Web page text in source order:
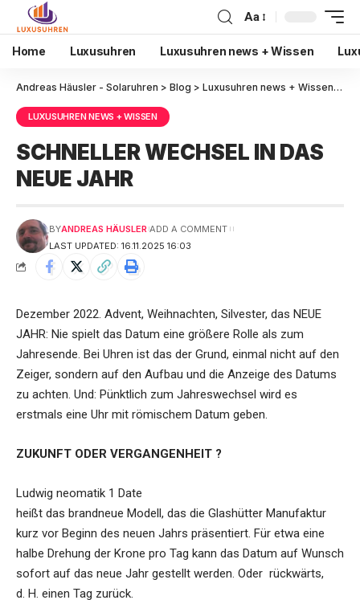
Aa
Home Luxusuhren Luxusuhren news + Wissen
Andreas Häusler - Solaruhren > Blog > Luxusuhren news + Wissen>
LUXUSUHREN NEWS + WISSEN
SCHNELLER WECHSEL IN DAS
NEUE JAHR
LAST UPDATED: 16.11.2025 16:03
BYANDREAS HÄUSLER ADD A COMMENT
Dezember 2022. Advent, Weihnachten, Silvester, das NEUE
JAHR: Nie spielt das Datum eine größere Rolle als zum
Jahresende. Bei Uhren ist das der Grund, einmal nicht auf den
Zeiger, sondern auf den Aufbau und die Anzeige des Datums
zu achten. Und: Pünktlich zum Jahreswechsel wird es
erstmals eine Uhr mit römischem Datum geben.
ZUKUNFT ODER VERGANGENHEIT ?
Ludwig neomatik 1 Date
heißt das brandneue Modell, das die Glashütter Manufaktur
kurz vor Beginn des neuen Jahrs präsentiert. Für etwa eine
halbe Drehung der Krone pro Tag kann das Datum auf Wunsch
sofort auf das neue Jahr gestellt werden. Oder rückwärts,
d. H. einen Tag zurück.